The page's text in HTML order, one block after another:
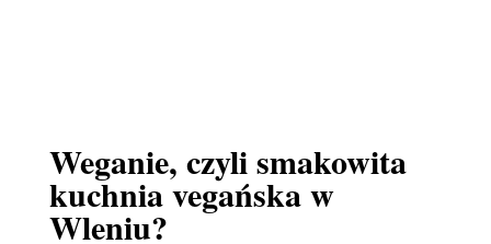
Weganie, czyli smakowita
kuchnia vegańska w
Wleniu?